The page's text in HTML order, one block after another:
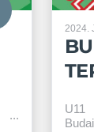
2024.
U11